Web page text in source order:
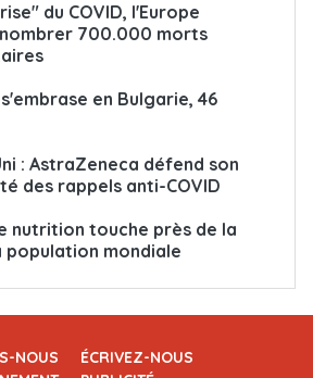
du COVID, l'Europe
700.000 morts
en Bulgarie, 46
: AstraZeneca défend son
des rappels anti-COVID
nutrition touche près de la
population mondiale
NOUS
ÉCRIVEZ-NOUS